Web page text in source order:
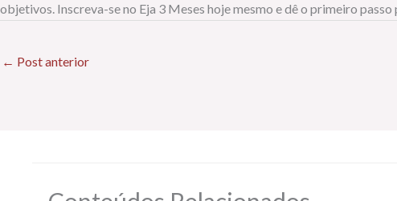
objetivos. Inscreva-se no Eja 3 Meses hoje mesmo e dê o primeiro
← Post anterior